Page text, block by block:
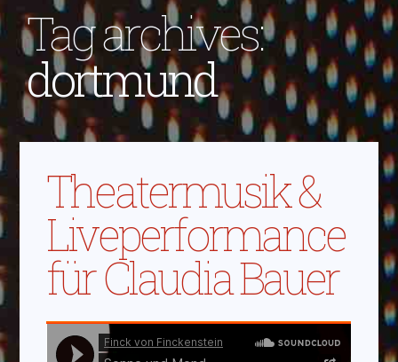
Tag archives:
dortmund
Theatermusik &
Liveperformance
für Claudia Bauer